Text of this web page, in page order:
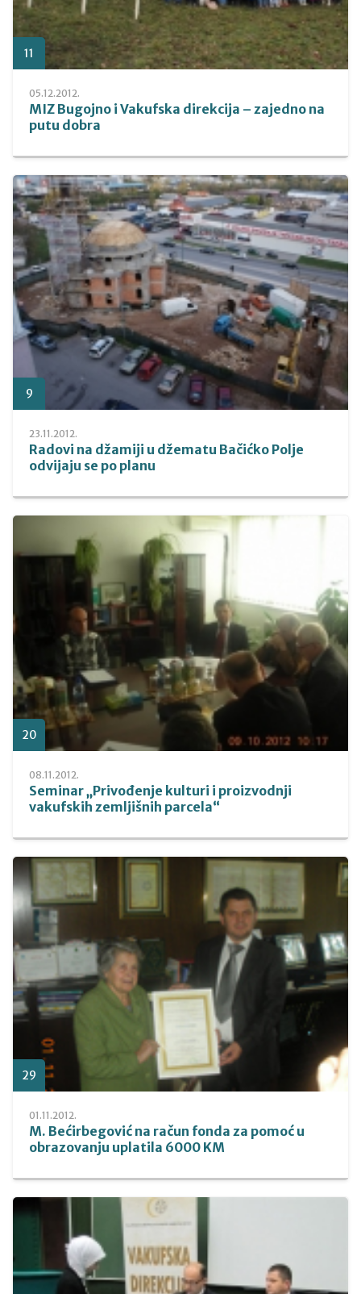
11
05.12.2012.
MIZ Bugojno i Vakufska direkcija – zajedno na
putu dobra
9
23.11.2012.
Radovi na džamiji u džematu Bačićko Polje
odvijaju se po planu
20
08.11.2012.
Seminar „Privođenje kulturi i proizvodnji
vakufskih zemljišnih parcela“
29
01.11.2012.
M. Bećirbegović na račun fonda za pomoć u
obrazovanju uplatila 6000 KM